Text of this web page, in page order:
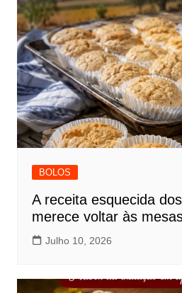
BOLOS
A receita esquecida
merece voltar às
Julho 10, 2026